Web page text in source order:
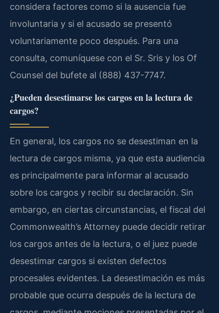
considera factores como si la ausencia fue
involuntaria y si el acusado se presentó
voluntariamente poco después. Para una
consulta, comuníquese con el Sr. Sris y los Of
Counsel del bufete al (888) 437-7747.
¿Pueden desestimarse los cargos en la lectura de
cargos?
En general, los cargos no se desestiman en la
lectura de cargos misma, ya que esta audiencia
es principalmente para informar al acusado
sobre los cargos y recibir su declaración. Sin
embargo, en ciertas circunstancias, el fiscal del
Commonwealth’s Attorney puede decidir retirar
los cargos antes de la lectura, o el juez puede
desestimar cargos si existen defectos
procesales evidentes. La desestimación es más
probable que ocurra después de la lectura de